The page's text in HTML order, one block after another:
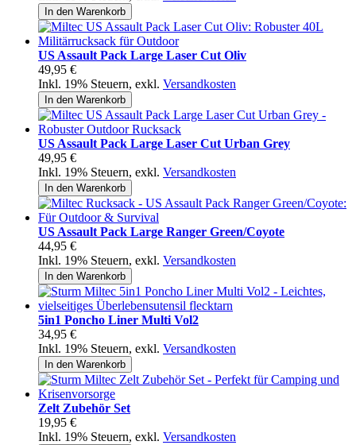
In den Warenkorb
US Assault Pack Large Laser Cut Oliv
49,95 €
Inkl. 19% Steuern, exkl. Versandkosten
In den Warenkorb
US Assault Pack Large Laser Cut Urban Grey
49,95 €
Inkl. 19% Steuern, exkl. Versandkosten
In den Warenkorb
US Assault Pack Large Ranger Green/Coyote
44,95 €
Inkl. 19% Steuern, exkl. Versandkosten
In den Warenkorb
5in1 Poncho Liner Multi Vol2
34,95 €
Inkl. 19% Steuern, exkl. Versandkosten
In den Warenkorb
Zelt Zubehör Set
19,95 €
Inkl. 19% Steuern, exkl. Versandkosten